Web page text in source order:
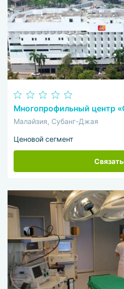
Многопрофильный центр
Малайзия, Субанг-Джая
Ценовой сегмент